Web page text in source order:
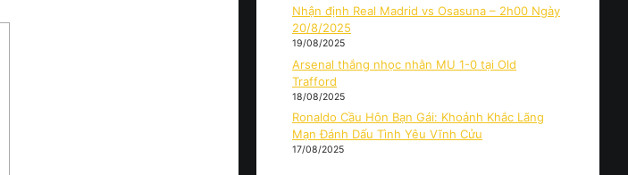
Nhận định Real Madrid vs Osasuna – 2h00 Ngày
20/8/2025
19/08/2025
Arsenal thắng nhọc nhằn MU 1-0 tại Old
Trafford
18/08/2025
Ronaldo Cầu Hôn Bạn Gái: Khoảnh Khắc Lãng
Mạn Đánh Dấu Tình Yêu Vĩnh Cửu
17/08/2025